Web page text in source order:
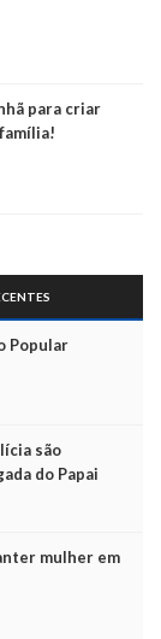
para criar
Popular
são
do Papai
mulher em